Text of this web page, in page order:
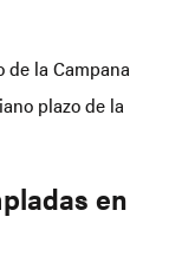
de la Campana
plazo de la
en